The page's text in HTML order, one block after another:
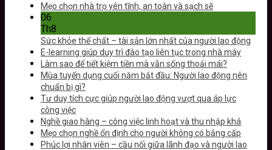
Mẹo chọn nhà trọ yên tĩnh, an toàn và sạch sẽ
06
Th8
Sức khỏe thể chất – tài sản lớn nhất của người lao động
E-learning giúp duy trì đào tạo liên tục trong nhà máy
Làm sao để tiết kiệm tiền mà vẫn sống thoải mái?
Mùa tuyển dụng cuối năm bắt đầu: Người lao động nên
chuẩn bị gì?
Tư duy tích cực giúp người lao động vượt qua áp lực
công việc
Nghề giao hàng – công việc linh hoạt và thu nhập khá
Mẹo chọn nghề ổn định cho người không có bằng cấp
Phúc lợi nhân viên – cầu nối giữa lãnh đạo và người lao